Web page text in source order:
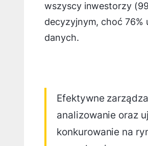
wszyscy inwestorzy
decyzyjnym, choć 76%
danych.
Efektywne
analizowanie oraz
konkurowanie na